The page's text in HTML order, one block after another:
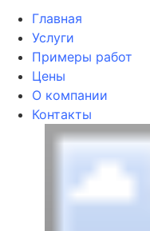
Главная
Услуги
Примеры работ
Цены
О компании
Контакты